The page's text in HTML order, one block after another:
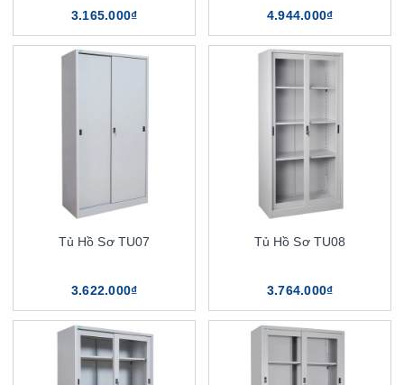
3.165.000₫ 4.944.000₫
Tủ Hồ Sơ TU07
3.622.000₫
Tủ Hồ Sơ TU08
3.764.000₫